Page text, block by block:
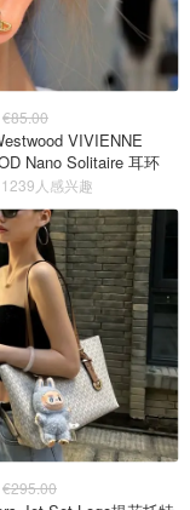
€85.00
VIVIENNE
Nano Solitaire 耳环
1239人感兴趣
€295.00